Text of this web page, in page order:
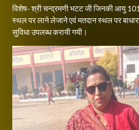
विशेष- श्री चन्द्रमणी भटट जी जिनकी आयु
स्थल पर लाने लेजाने एवं मतदान स्थल पर
सुविधा उपलब्ध करायी गयी।